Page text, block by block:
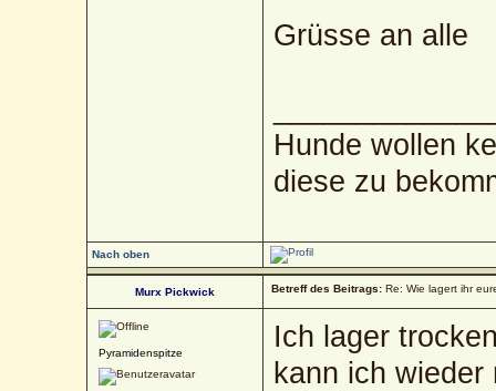
Grüsse an alle
Hunde wollen
diese zu
Nach oben
Murx Pickwick Betreff des Beitrags: Re: Wie lagert ihr
Pyramidenspitze
Ich lager
kann ich